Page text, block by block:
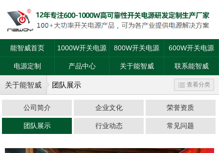
能智威首页 1000W开关电源 800W开关电源 600W开关电源
电源定制 产品中心 关于能智威 联系能智威
关于能智威 团队展示 查看分类
公司简介 企业文化 荣誉资质
团队展示 行业动态 常见问题